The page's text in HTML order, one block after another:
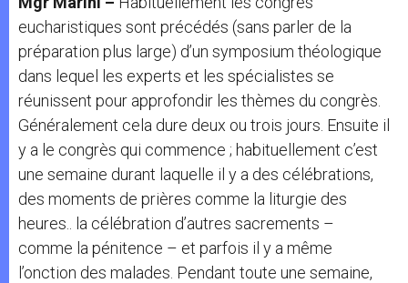
eucharistiques sont précédés (sans parler de la
préparation plus large) d’un symposium théologique
dans lequel les experts et les spécialistes se
réunissent pour approfondir les thèmes du congrès.
Généralement cela dure deux ou trois jours. Ensuite il
y a le congrès qui commence ; habituellement c’est
une semaine durant laquelle il y a des célébrations,
des moments de prières comme la liturgie des
heures.. la célébration d’autres sacrements –
comme la pénitence – et parfois il y a même
l’onction des malades. Pendant toute une semaine,